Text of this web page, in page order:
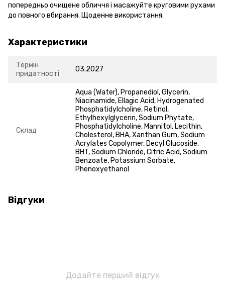
попередньо очищене обличчя і масажуйте круговими рухами
до повного вбирання. Щоденне використання.
Характеристики
Термін
придатності
03.2027
Склад
Aqua (Water), Propanediol, Glycerin,
Niacinamide, Ellagic Acid, Hydrogenated
Phosphatidylcholine, Retinol,
Ethylhexylglycerin, Sodium Phytate,
Phosphatidylcholine, Mannitol, Lecithin,
Cholesterol, BHA, Xanthan Gum, Sodium
Acrylates Copolymer, Decyl Glucoside,
BHT, Sodium Chloride, Citric Acid, Sodium
Benzoate, Potassium Sorbate,
Phenoxyethanol
Відгуки
Додайте перший відгук